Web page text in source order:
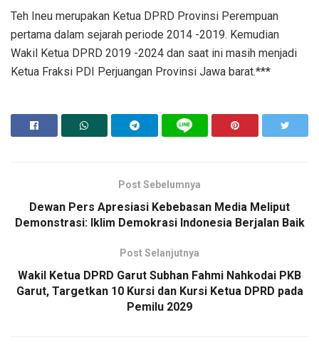
Teh Ineu merupakan Ketua DPRD Provinsi Perempuan
pertama dalam sejarah periode 2014 -2019. Kemudian
Wakil Ketua DPRD 2019 -2024 dan saat ini masih menjadi
Ketua Fraksi PDI Perjuangan Provinsi Jawa barat.***
Post Sebelumnya
Dewan Pers Apresiasi Kebebasan Media Meliput
Demonstrasi: Iklim Demokrasi Indonesia Berjalan Baik
Post Selanjutnya
Wakil Ketua DPRD Garut Subhan Fahmi Nahkodai PKB
Garut, Targetkan 10 Kursi dan Kursi Ketua DPRD pada
Pemilu 2029